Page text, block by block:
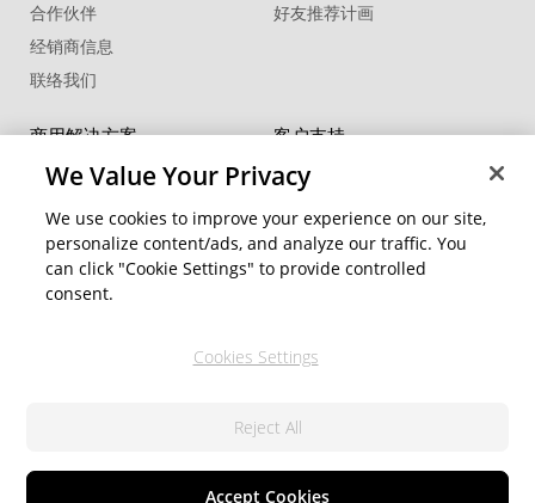
合作伙伴
经销商信息
联络我们
好友推荐计画
商用解决方案
FaceMe SDK
客户支持
支持中心
教学中心
社交网络资源
We Value Your Privacy
We use cookies to improve your experience on our site,
personalize content/ads, and analyze our traffic. You
can click "Cookie Settings" to provide controlled
consent.
Cookies Settings
Reject All
Accept Cookies